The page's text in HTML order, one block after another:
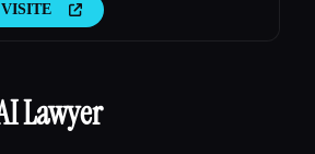
VISITE
Lawyer